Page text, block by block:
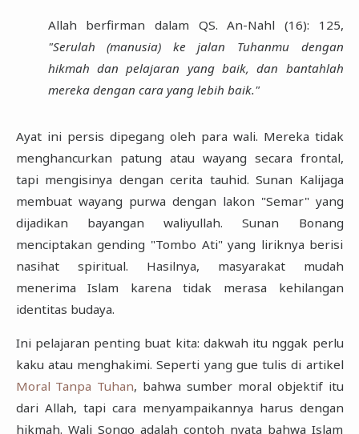
Allah berfirman dalam QS. An-Nahl (16): 125,
"Serulah (manusia) ke jalan Tuhanmu dengan
hikmah dan pelajaran yang baik, dan bantahlah
mereka dengan cara yang lebih baik."
Ayat ini persis dipegang oleh para wali. Mereka tidak
menghancurkan patung atau wayang secara frontal,
tapi mengisinya dengan cerita tauhid. Sunan Kalijaga
membuat wayang purwa dengan lakon "Semar" yang
dijadikan bayangan waliyullah. Sunan Bonang
menciptakan gending "Tombo Ati" yang liriknya berisi
nasihat spiritual. Hasilnya, masyarakat mudah
menerima Islam karena tidak merasa kehilangan
identitas budaya.
Ini pelajaran penting buat kita: dakwah itu nggak perlu
kaku atau menghakimi. Seperti yang gue tulis di artikel
Moral Tanpa Tuhan, bahwa sumber moral objektif itu
dari Allah, tapi cara menyampaikannya harus dengan
hikmah. Wali Songo adalah contoh nyata bahwa Islam